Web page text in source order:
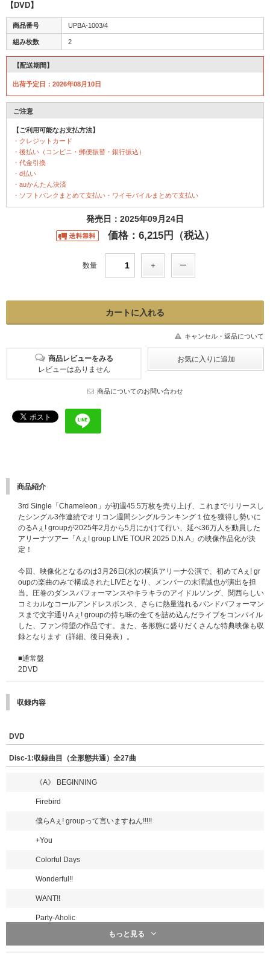
【DVD】
商品番号 UPBA-1003/4
組み枚数 2
【配送期間】
出荷予定日：2026年08月10日
ご注意
【ご利用可能なお支払方法】
・クレジットカード
・後払い（コンビニ・郵便振替・銀行振込）
・代金引換
・d払い
・auかんたん決済
・ソフトバンクまとめて支払い・ワイモバイルまとめて支払い
発売日：2025年09月24日
価格：6,215円（税込）
数量
キャンセル・返品について
商品レビューをみる
レビューはありません
商品についてのお問い合わせ
商品紹介
3rd Single「Chameleon」が初週45.5万枚を売り上げ、これまでリリースし
たシングル3作連続でオリコン週間シングルランキング１位を獲得し勢いに
のるAぇ! groupが2025年2月から5月にかけて行い、延べ36万人を動員した
アリーナツアー「Aぇ! group LIVE TOUR 2025 D.N.A」の映像作品化が決
定！
今回、映像化となるのは3月26日(水)の横浜アリーナ公演で、初めてAぇ! gr
oupの楽曲のみで構成されたLIVEとなり、メンバーの末澤誠也が演出を担
当。圧巻のダンスパフォーマンスやキラキラのアイドルソング、関西らしい
コミカルなコールアンドレスポンス、さらに熱量溢れるバンドパフォーマン
スまで文字通りAぇ! groupの持ち味の全てを詰め込んだライブをコンパイル
した、ファン待望の作品です。また、各形態に盛りだくさんな特典映像も収
録となります（詳細、後日発表）。
■通常盤
2DVD
収録内容
DVD
Disc-1:収録曲目（全形態共通）全27曲
《A》 BEGINNING
Firebird
僕らAぇ! groupって言いますねん!!!!!
+You
Colorful Days
Wonderful!!
WANT!!
Party-Aholic
もっと見る